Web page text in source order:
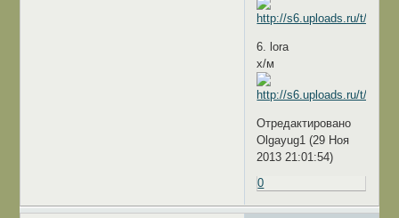
6. lora
х/м
Отредактировано
Olgayug1 (29 Ноя
2013 21:01:54)
0